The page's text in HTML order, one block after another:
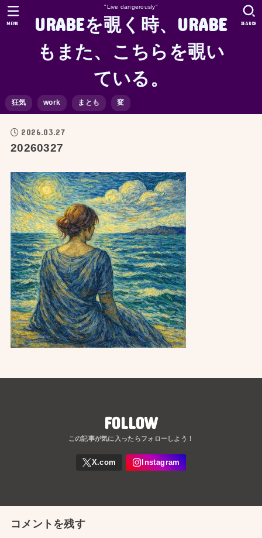
"Live dangerously"
URABEを覗く時、URABE
もまた、こちらを覗い
ている。
狂気 work まとも 変
SEARCH
MENU
2026.03.27
20260327
FOLLOW
コメントを残す